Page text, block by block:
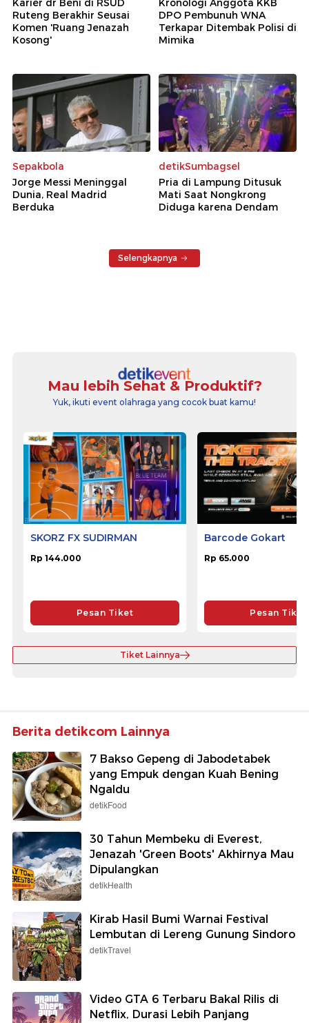
Karier dr Beni di RSUD
Ruteng Berakhir Seusai
Komen 'Ruang Jenazah
Kosong'
Kronologi Anggota KKB
DPO Pembunuh WNA
Terkapar Ditembak Polisi di
Mimika
Sepakbola
Jorge Messi Meninggal
Dunia, Real Madrid
Berduka
detikSumbagsel
Pria di Lampung Ditusuk
Mati Saat Nongkrong
Diduga karena Dendam
Selengkapnya
Mau lebih Sehat & Produktif?
Yuk, ikuti event olahraga yang cocok buat kamu!
SKORZ FX SUDIRMAN
Rp 144.000
Pesan Tiket
Barcode Gokart
Rp 65.000
Pesan Tiket
Tiket Lainnya
Berita detikcom Lainnya
7 Bakso Gepeng di Jabodetabek
yang Empuk dengan Kuah Bening
Ngaldu
detikFood
30 Tahun Membeku di Everest,
Jenazah 'Green Boots' Akhirnya Mau
Dipulangkan
detikHealth
Kirab Hasil Bumi Warnai Festival
Lembutan di Lereng Gunung Sindoro
detikTravel
Video GTA 6 Terbaru Bakal Rilis di
Netflix, Durasi Lebih Panjang